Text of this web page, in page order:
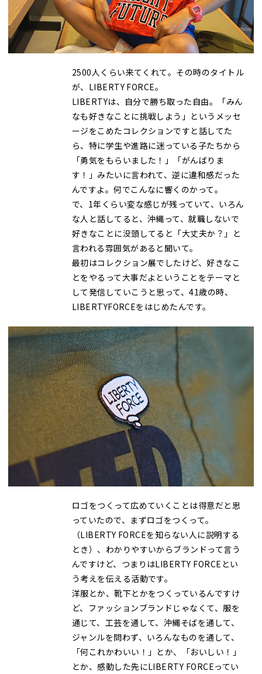
金月そばについて
オンライン販売商品
店舗情報
2500人くらい来てくれて。その時のタイトル
が、LIBERTY FORCE。
LIBERTYは、自分で勝ち取った自由。「みん
なも好きなことに挑戦しよう」というメッセ
ージをこめたコレクションですと話してた
ら、特に学生や進路に迷っている子たちから
「勇気をもらいました！」「がんばりま
す！」みたいに言われて、逆に違和感だった
んですよ。何でこんなに響くのかって。
で、1年くらい変な感じが残っていて、いろん
な人と話してると、沖縄って、就職しないで
好きなことに没頭してると「大丈夫か？」と
言われる雰囲気があると聞いて。
最初はコレクション展でしたけど、好きなこ
とをやるって大事だよということをテーマと
して発信していこうと思って、41歳の時、
LIBERTYFORCEをはじめたんです。
ロゴをつくって広めていくことは得意だと思
っていたので、まずロゴをつくって。
（LIBERTY FORCEを知らない人に説明する
とき）、わかりやすいからブランドって言う
んですけど、つまりはLIBERTY FORCEとい
う考えを伝える活動です。
洋服とか、靴下とかをつくっているんですけ
ど、ファッションブランドじゃなくて、服を
通じて、工芸を通して、沖縄そばを通して、
ジャンルを問わず、いろんなものを通して、
「何これかわいい！」とか、「おいしい！」
とか、感動した先にLIBERTY FORCEってい